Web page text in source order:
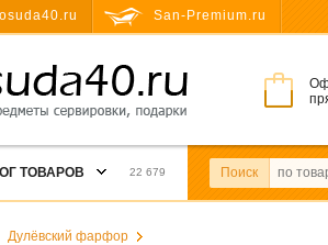
San-Premium.ru
ТОВАРОВ 22 679 Поиск
Дулёвский фарфор